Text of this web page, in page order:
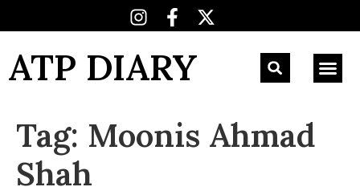
ATP DIARY
Tag: Moonis Ahmad
Shah